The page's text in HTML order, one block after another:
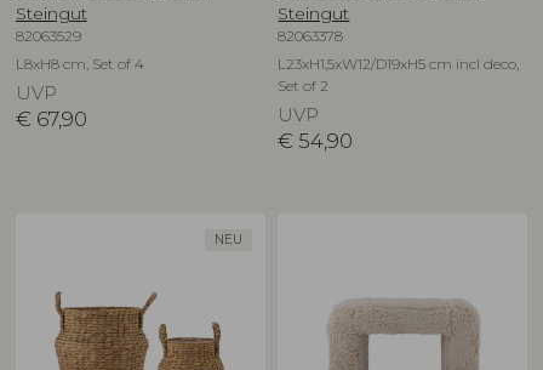
Steingut
82063529
L8xH8 cm, Set of 4
UVP
€ 67,90
Steingut
82063378
L23xH1,5xW12/D19xH5 cm incl deco,
Set of 2
UVP
€ 54,90
NEU